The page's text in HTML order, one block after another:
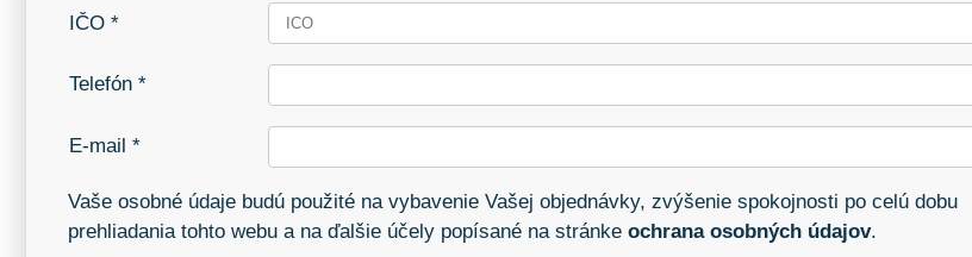
IČO *
Telefón *
E-mail *
Vaše osobné údaje budú použité na vybavenie Vašej objednávky, zvýšenie spokojnosti po celú dobu
prehliadania tohto webu a na ďalšie účely popísané na stránke ochrana osobných údajov.